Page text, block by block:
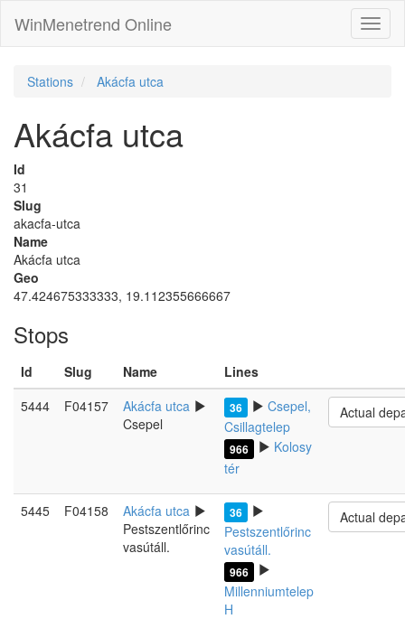
WinMenetrend Online
Stations Akácfa utca
Akácfa utca
Id
31
Slug
akacfa-utca
Name
Akácfa utca
Geo
47.424675333333, 19.112355666667
Stops
Id Slug Name
Lines
5444
F04157
Akácfa utca
Csepel
36
Csepel,
Csillagtelep
966
Kolosy
tér
Actual
5445 F04158
Akácfa utca
Pestszentlőrinc
vasútáll.
36
Pestszentlőrinc
vasútáll.
966
Millenniumtelep
H
Actual